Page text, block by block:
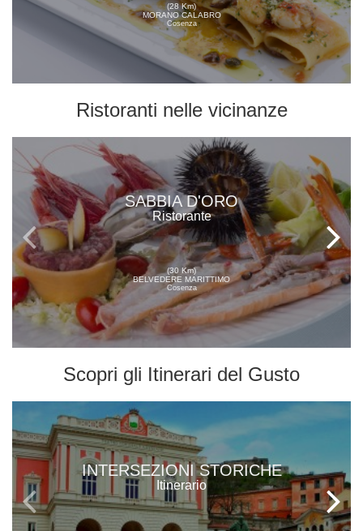
(28 Km)
MORANO CALABRO
Cosenza
Ristoranti nelle vicinanze
SABBIA D'ORO
Ristorante
(30 Km)
BELVEDERE MARITTIMO
Cosenza
Scopri gli Itinerari del Gusto
INTERSEZIONI STORICHE
Itinerario